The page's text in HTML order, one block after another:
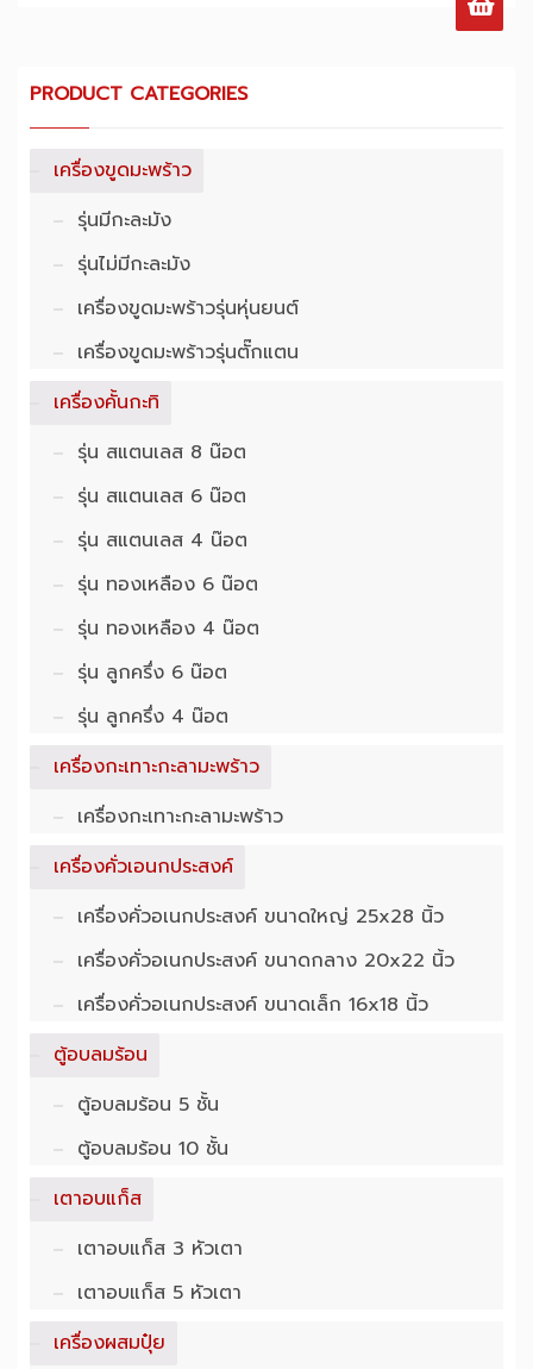
PRODUCT CATEGORIES
เครื่องขูดมะพร้าว
รุ่นมีกะละมัง
รุ่นไม่มีกะละมัง
เครื่องขูดมะพร้าวรุ่นหุ่นยนต์
เครื่องขูดมะพร้าวรุ่นตั๊กแตน
เครื่องคั้นกะทิ
รุ่น สแตนเลส 8 น๊อต
รุ่น สแตนเลส 6 น๊อต
รุ่น สแตนเลส 4 น๊อต
รุ่น ทองเหลือง 6 น๊อต
รุ่น ทองเหลือง 4 น๊อต
รุ่น ลูกครึ่ง 6 น๊อต
รุ่น ลูกครึ่ง 4 น๊อต
เครื่องกะเทาะกะลามะพร้าว
เครื่องกะเทาะกะลามะพร้าว
เครื่องคั่วเอนกประสงค์
เครื่องคั่วอเนก​ประสงค์ ​ขนาด​ใหญ่ 25x28 นิ้ว
เครื่องคั่วอเนก​ประสงค์ ขนาดกลาง 20x22 นิ้ว
เครื่องคั่วอเนก​ประสงค์ ขนาดเล็ก 16x18 นิ้ว
ตู้อบลมร้อน
ตู้อบลมร้อน 5 ชั้น
ตู้อบลมร้อน 10 ชั้น
เตาอบแก็ส
เตาอบแก็ส 3 หัวเตา
เตาอบแก็ส 5 หัวเตา
เครื่องผสมปุ๋ย